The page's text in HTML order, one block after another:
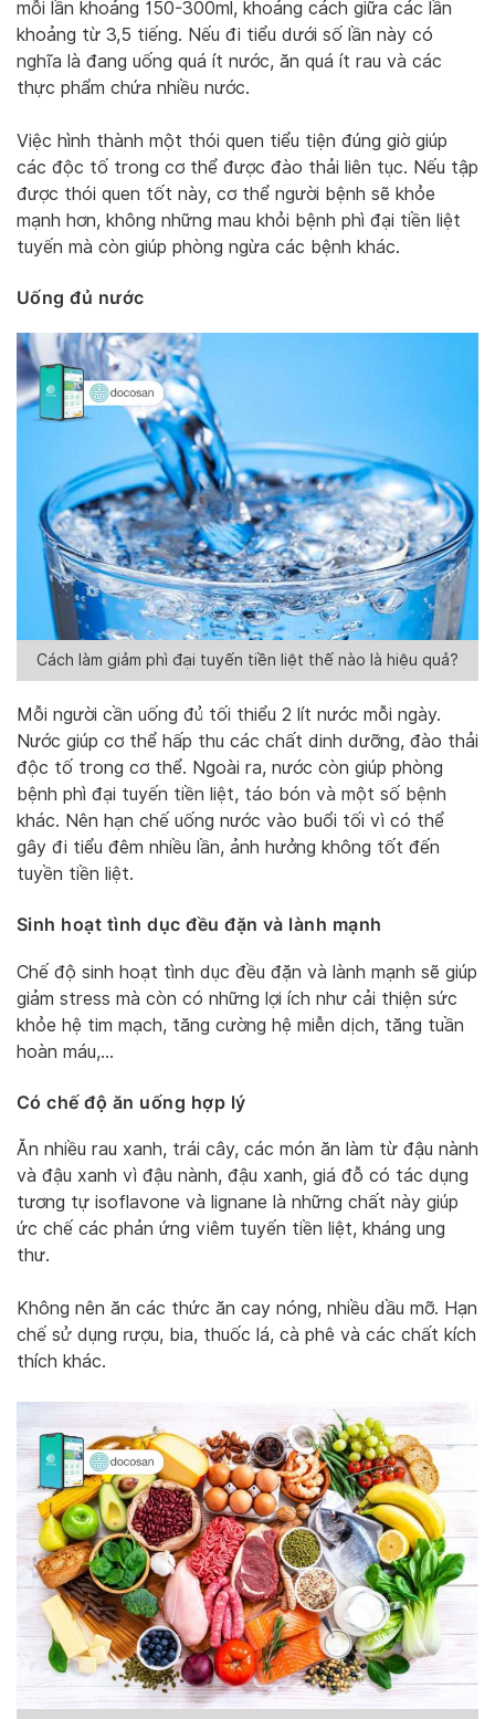
mỗi lần khoảng 150-300ml, khoảng cách giữa các lần
khoảng từ 3,5 tiếng. Nếu đi tiểu dưới số lần này có
nghĩa là đang uống quá ít nước, ăn quá ít rau và các
thực phẩm chứa nhiều nước.
Việc hình thành một thói quen tiểu tiện đúng giờ giúp
các độc tố trong cơ thể được đào thải liên tục. Nếu tập
được thói quen tốt này, cơ thể người bệnh sẽ khỏe
mạnh hơn, không những mau khỏi bệnh phì đại tiền liệt
tuyến mà còn giúp phòng ngừa các bệnh khác.
Uống đủ nước
Cách làm giảm phì đại tuyến tiền liệt thế nào là hiệu quả?
Mỗi người cần uống đủ tối thiểu 2 lít nước mỗi ngày.
Nước giúp cơ thể hấp thu các chất dinh dưỡng, đào thải
độc tố trong cơ thể. Ngoài ra, nước còn giúp phòng
bệnh phì đại tuyến tiền liệt, táo bón và một số bệnh
khác. Nên hạn chế uống nước vào buổi tối vì có thể
gây đi tiểu đêm nhiều lần, ảnh hưởng không tốt đến
tuyền tiền liệt.
Sinh hoạt tình dục đều đặn và lành mạnh
Chế độ sinh hoạt tình dục đều đặn và lành mạnh sẽ giúp
giảm stress mà còn có những lợi ích như cải thiện sức
khỏe hệ tim mạch, tăng cường hệ miễn dịch, tăng tuần
hoàn máu,…
Có chế độ ăn uống hợp lý
Ăn nhiều rau xanh, trái cây, các món ăn làm từ đậu nành
và đậu xanh vì đậu nành, đậu xanh, giá đỗ có tác dụng
tương tự isoflavone và lignane là những chất này giúp
ức chế các phản ứng viêm tuyến tiền liệt, kháng ung
thư.
Không nên ăn các thức ăn cay nóng, nhiều dầu mỡ. Hạn
chế sử dụng rượu, bia, thuốc lá, cà phê và các chất kích
thích khác.